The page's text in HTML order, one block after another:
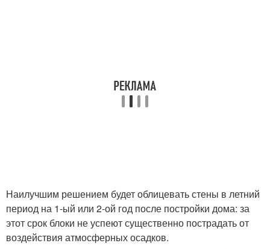
Наилучшим решением будет облицевать стены в летний
период на 1-ый или 2-ой год после постройки дома: за
этот срок блоки не успеют существенно пострадать от
воздействия атмосферных осадков.